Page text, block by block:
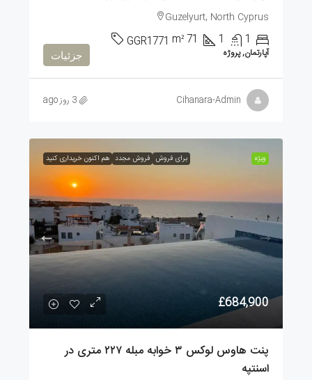
Guzelyurt, North Cyprus
1
1
71
m²
GGR1771
آپارتمان, پروژه جزئیات
Cihanara-Admin 3 روز ago
ویژه برای فروش فروش مجدد هم اکنون خریداری کنید
£684,900
پنت هاوس لوکس ۳ خوابه مبله ۲۲۷ متری در
اسنتپه